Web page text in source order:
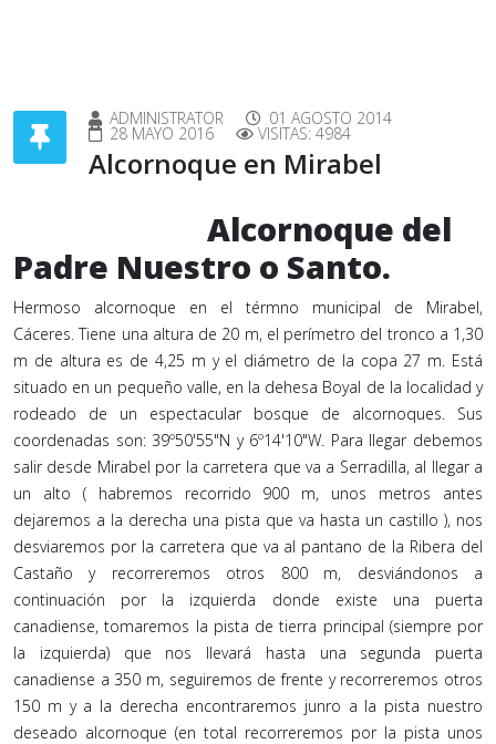
ADMINISTRATOR 01 AGOSTO 2014
28 MAYO 2016 VISITAS: 4984
Alcornoque en Mirabel
Alcornoque del
Padre Nuestro o Santo.
Hermoso alcornoque en el térmno municipal de Mirabel,
Cáceres. Tiene una altura de 20 m, el perímetro del tronco a 1,30
m de altura es de 4,25 m y el diámetro de la copa 27 m. Está
situado en un pequeño valle, en la dehesa Boyal de la localidad y
rodeado de un espectacular bosque de alcornoques. Sus
coordenadas son: 39º50'55"N y 6º14'10"W. Para llegar debemos
salir desde Mirabel por la carretera que va a Serradilla, al llegar a
un alto ( habremos recorrido 900 m, unos metros antes
dejaremos a la derecha una pista que va hasta un castillo ), nos
desviaremos por la carretera que va al pantano de la Ribera del
Castaño y recorreremos otros 800 m, desviándonos a
continuación por la izquierda donde existe una puerta
canadiense, tomaremos la pista de tierra principal (siempre por
la izquierda) que nos llevará hasta una segunda puerta
canadiense a 350 m, seguiremos de frente y recorreremos otros
150 m y a la derecha encontraremos junro a la pista nuestro
deseado alcornoque (en total recorreremos por la pista unos